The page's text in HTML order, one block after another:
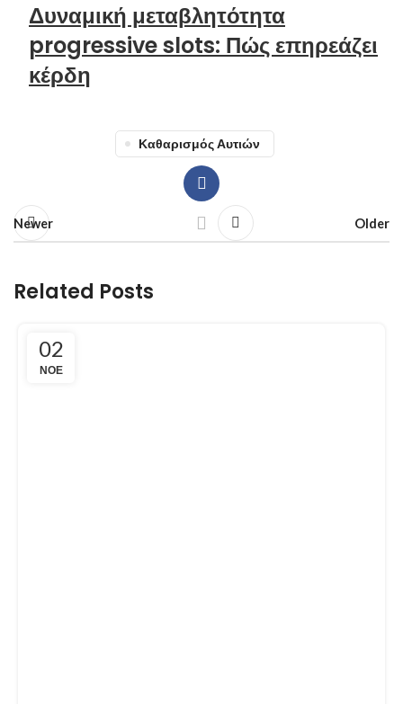
Δυναμική μεταβλητότητα
progressive slots: Πώς επηρεάζει
κέρδη
Καθαρισμός Αυτιών
Newer Older
Related Posts
02
ΝΟΈ